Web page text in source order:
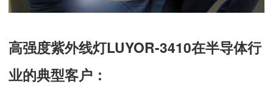
高强度紫外线灯LUYOR-3410在半导体行
业的典型客户：